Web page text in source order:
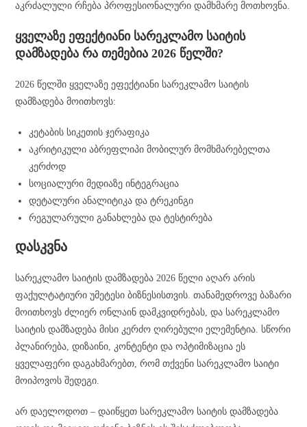
აკრძალული რჩება პროფესიონალური დამხმარე მოთხოვნა.
ყველაზე ეფექტიანი სარეკლამო საიტის
დამზადება რა თემებია 2026 წელში?
2026 წელში ყველაზე ეფექტიანი სარეკლამო საიტის
დამზადება მოითხოვს:
კეტაბის სიკეთის ჯერაფიკა
აკრიტიკული აბრეფლიპი მობილურ მომხმარებელთა
კერძოდ
სოციალური მედიაზე ინტეგრაცია
დეტალური ანალიტიკა და ტრეკინგი
რეგულარული განახლება და ტესტირება
დასკვნა
სარეკლამო საიტის დამზადება 2026 წელი აღარ არის
ფაქულტატიური უმეტესი ბიზნესისთვის. თანამედროვე ბაზარი
მოითხოვს ძლიერ ონლაინ დამკვიდრებას, და სარეკლამო
საიტის დამზადება მისი კერძო ღირებული ელემენტია. სწორი
პლანირება, დიზაინი, კონტენტი და ოპტიმიზაცია ეს
ყველაფერი დაგახმარებთ, რომ თქვენი სარეკლამო საიტი
მოიპოვოს შედეგი.
არ დაელოდოთ – დაიწყეთ სარეკლამო საიტის დამზადება